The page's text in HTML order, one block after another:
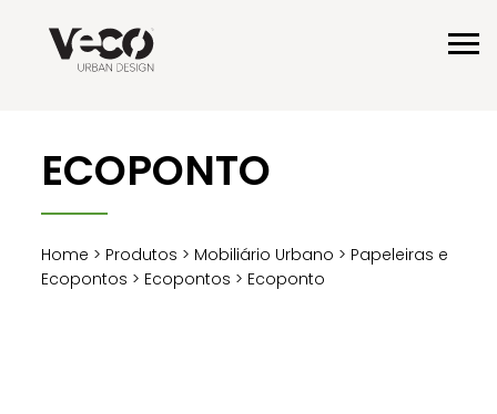
ECOPONTO
Home > Produtos > Mobiliário Urbano > Papeleiras e
Ecopontos > Ecopontos > Ecoponto